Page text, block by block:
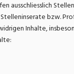
ausschliesslich
bzw.
Inhalte,